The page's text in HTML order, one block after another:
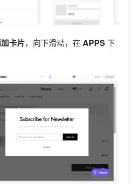
卡片，向下滑动，在 APPS 下